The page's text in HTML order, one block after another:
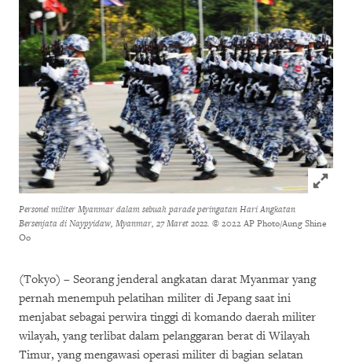
Click to
Personel militer Myanmar dalam sebuah parade peringatan Hari Angkatan
Bersenjata di Naypyidaw, Myanmar, 27 Maret 2022. © 2022 AP Photo/Aung Shine
Oo
(Tokyo) – Seorang jenderal angkatan darat Myanmar yang
pernah menempuh pelatihan militer di Jepang saat ini
menjabat sebagai perwira tinggi di komando daerah militer
wilayah, yang terlibat dalam pelanggaran berat di Wilayah
Timur, yang mengawasi operasi militer di bagian selatan